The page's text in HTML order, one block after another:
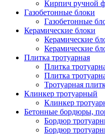
Кирпич ручной
Газобетонные блоки
Газобетонные
Керамические блоки
Керамические
Керамические
Плитка тротуарная
Плитка
Плитка
Тротуарная
Клинкер тротуарный
Клинкер
Бетонные бордюры,
Бордюр
Бордюр